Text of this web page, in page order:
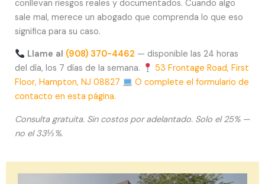
conllevan riesgos reales y documentados. Cuando algo
sale mal, merece un abogado que comprenda lo que eso
significa para su caso.
Llame al (908) 370-4462 — disponible las 24 horas
del día, los 7 días de la semana.
53 Frontage Road, First
Floor, Hampton, NJ 08827
O complete el formulario de
contacto en esta página.
Consulta gratuita. Sin costos por adelantado. Solo el 25% —
no el 33⅓%.